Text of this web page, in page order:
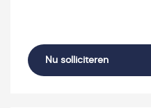
Nu solliciteren